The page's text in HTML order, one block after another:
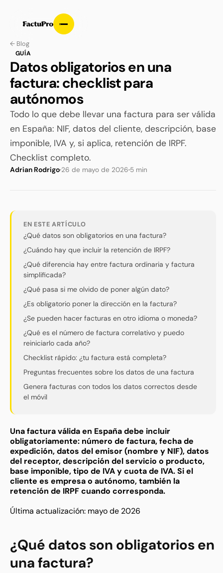
← Blog
GUÍA
Datos obligatorios en una
factura: checklist para
autónomos
Todo lo que debe llevar una factura para ser válida
en España: NIF, datos del cliente, descripción, base
imponible, IVA y, si aplica, retención de IRPF.
Checklist completo.
Adrian Rodrigo 26 de mayo de 2026 5 min
EN ESTE ARTÍCULO
¿Qué datos son obligatorios en una factura?
¿Cuándo hay que incluir la retención de IRPF?
¿Qué diferencia hay entre factura ordinaria y factura
simplificada?
¿Qué pasa si me olvido de poner algún dato?
¿Es obligatorio poner la dirección en la factura?
¿Se pueden hacer facturas en otro idioma o moneda?
¿Qué es el número de factura correlativo y puedo
reiniciarlo cada año?
Checklist rápido: ¿tu factura está completa?
Preguntas frecuentes sobre los datos de una factura
Genera facturas con todos los datos correctos desde
el móvil
Una factura válida en España debe incluir
obligatoriamente: número de factura, fecha de
expedición, datos del emisor (nombre y NIF), datos
del receptor, descripción del servicio o producto,
base imponible, tipo de IVA y cuota de IVA. Si el
cliente es empresa o autónomo, también la
retención de IRPF cuando corresponda.
Última actualización: mayo de 2026
¿Qué datos son obligatorios en
una factura?